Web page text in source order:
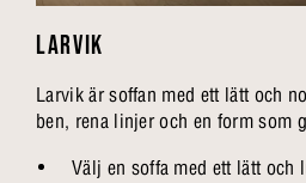
LARVIK
Larvik är soffan med ett lätt och
ben, rena linjer och en form som
Välj en soffa med ett lätt och